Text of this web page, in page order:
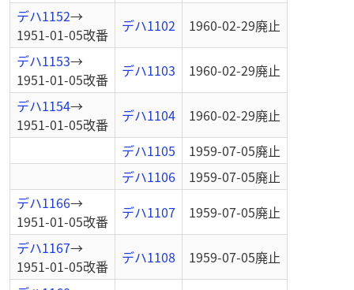
デハ1152→
1951-01-05改番 デハ1102 1960-02-29廃止
デハ1153→
1951-01-05改番 デハ1103 1960-02-29廃止
デハ1154→
1951-01-05改番 デハ1104 1960-02-29廃止
デハ1105
1959-07-05廃止
デハ1106
1959-07-05廃止
デハ1166→
1951-01-05改番 デハ1107 1959-07-05廃止
デハ1167→
1951-01-05改番 デハ1108 1959-07-05廃止